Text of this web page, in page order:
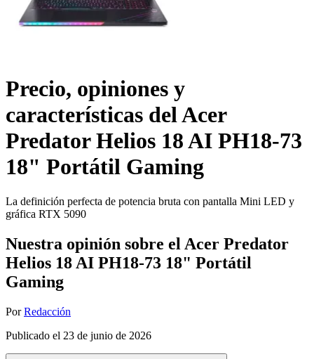
Precio, opiniones y
características delAcer
Predator Helios 18 AI PH18-73
18" Portátil Gaming
La definición perfecta de potencia bruta con pantalla Mini LED y
gráfica RTX 5090
Nuestra opinión sobre el Acer Predator
Helios 18 AI PH18-73 18" Portátil
Gaming
Por Redacción
Publicado el 23 de junio de 2026